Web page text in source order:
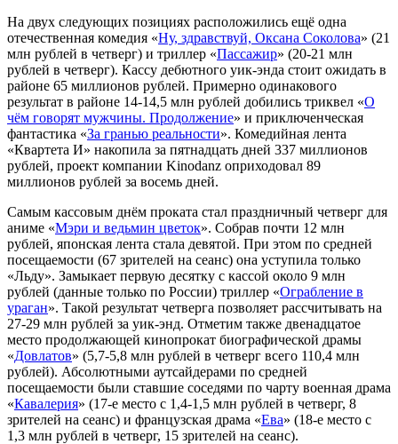
На двух следующих позициях расположились ещё одна
отечественная комедия «Ну, здравствуй, Оксана Соколова» (21
млн рублей в четверг) и триллер «Пассажир» (20-21 млн
рублей в четверг). Кассу дебютного уик-энда стоит ожидать в
районе 65 миллионов рублей. Примерно одинакового
результат в районе 14-14,5 млн рублей добились триквел «О
чём говорят мужчины. Продолжение» и приключенческая
фантастика «За гранью реальности». Комедийная лента
«Квартета И» накопила за пятнадцать дней 337 миллионов
рублей, проект компании Kinodanz оприходовал 89
миллионов рублей за восемь дней.
Самым кассовым днём проката стал праздничный четверг для
аниме «Мэри и ведьмин цветок». Собрав почти 12 млн
рублей, японская лента стала девятой. При этом по средней
посещаемости (67 зрителей на сеанс) она уступила только
«Льду». Замыкает первую десятку с кассой около 9 млн
рублей (данные только по России) триллер «Ограбление в
ураган». Такой результат четверга позволяет рассчитывать на
27-29 млн рублей за уик-энд. Отметим также двенадцатое
место продолжающей кинопрокат биографической драмы
«Довлатов» (5,7-5,8 млн рублей в четверг всего 110,4 млн
рублей). Абсолютными аутсайдерами по средней
посещаемости были ставшие соседями по чарту военная драма
«Кавалерия» (17-е место с 1,4-1,5 млн рублей в четверг, 8
зрителей на сеанс) и французская драма «Ева» (18-е место с
1,3 млн рублей в четверг, 15 зрителей на сеанс).